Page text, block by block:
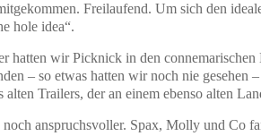
Freilaufend. Um sich den
hole idea“.
hatten wir Picknick in den
– so etwas hatten wir noch nie gesehen
alten Trailers, der an einem ebenso alten
anspruchsvoller. Spax, Molly und Co